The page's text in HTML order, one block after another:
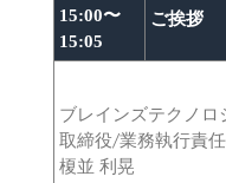
15:00〜
15:05
ご挨拶
ブレインズテクノ
取締役/業務執行責
榎並 利晃